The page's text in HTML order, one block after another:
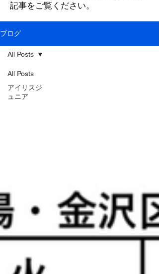
記事をご覧ください。
ブログ
All Posts
アイリスジ
ュニア
All Posts